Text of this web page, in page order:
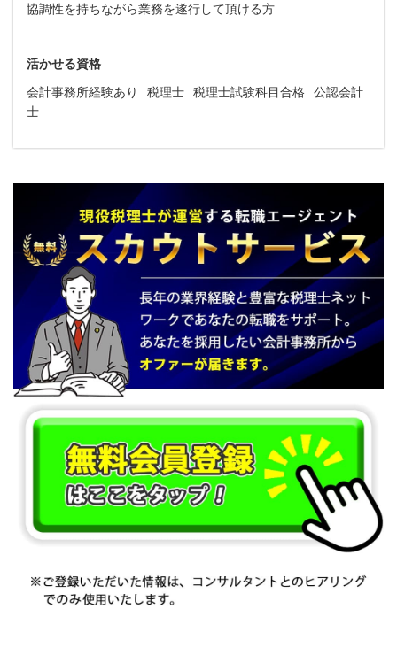
協調性を持ちながら業務を遂行して頂ける方
活かせる資格
会計事務所経験あり
税理士 税理士試験科目合格
公認会計
士